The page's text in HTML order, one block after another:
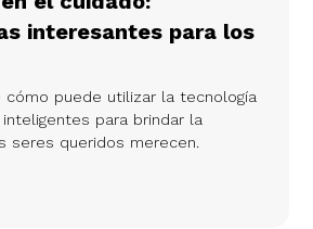
interesantes para los
cómo puede utilizar la tecnología
para brindar la
seres queridos merecen.